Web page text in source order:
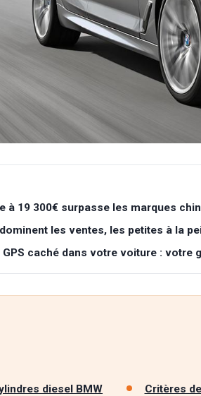
à 19 300€ surpasse les marques
les ventes, les petites à la
caché dans votre voiture : votre
diesel BMW
Critères